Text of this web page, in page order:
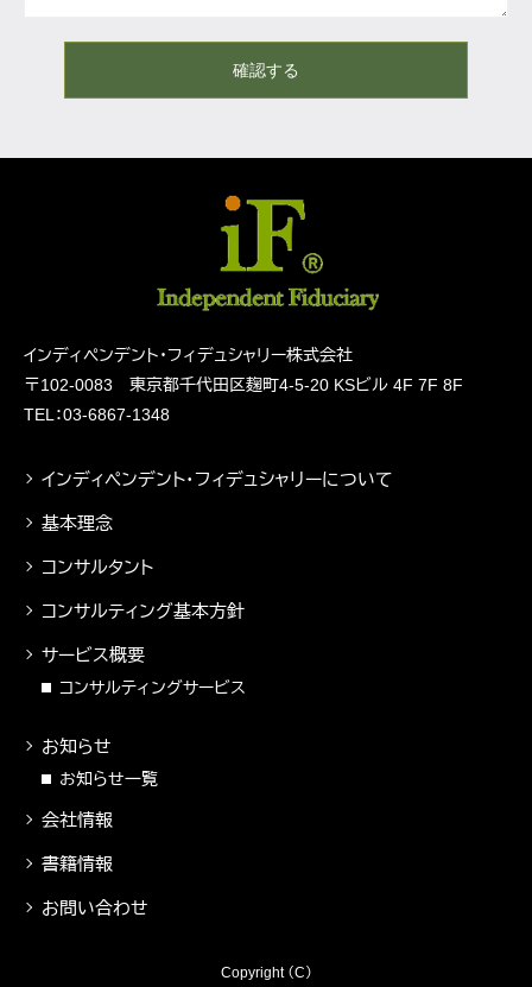
確認する
インディペンデント・フィデュシャリー株式会社
〒102-0083 東京都千代田区麹町4-5-20 KSビル 4F 7F 8F
TEL：03-6867-1348
インディペンデント・フィデュシャリーについて
基本理念
コンサルタント
コンサルティング基本方針
サービス概要
コンサルティングサービス
お知らせ
お知らせ一覧
会社情報
書籍情報
お問い合わせ
Copyright （C）